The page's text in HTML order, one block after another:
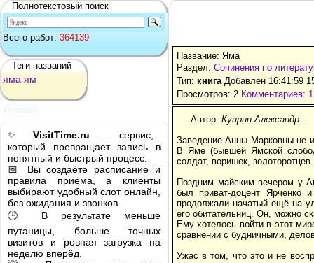
Полнотекстовый поиск
Всего работ: 364139
Теги названий
яма ям
✨ VisitTime.ru — сервис,
который превращает запись в
понятный и быстрый процесс.
📅 Вы создаёте расписание и
правила приёма, а клиенты
выбирают удобный слот онлайн,
без ожидания и звонков.
🕒 В результате меньше
путаницы, больше точных
визитов и ровная загрузка на
неделю вперёд.
Название: Яма
Раздел: Сочинения по
Тип: книгаДобавлен 16:41:59
Просмотров: 2 Комментариев:
Автор: Куприн Александр .
Заведение Анны Марковны не
В Яме (бывшей Ямской
солдат, воришек, золоторотцев.
Поздним майским вечером у
был приват-доцент
продолжали начатый ещё на
его обитательниц. Он, можно
Ему хотелось войти в этот
сравнении с будничными,
Ужас в том, что это и не